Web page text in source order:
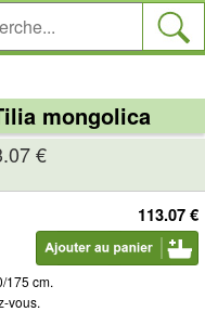
mongolica
€
113.07 €
175 cm.
vous.